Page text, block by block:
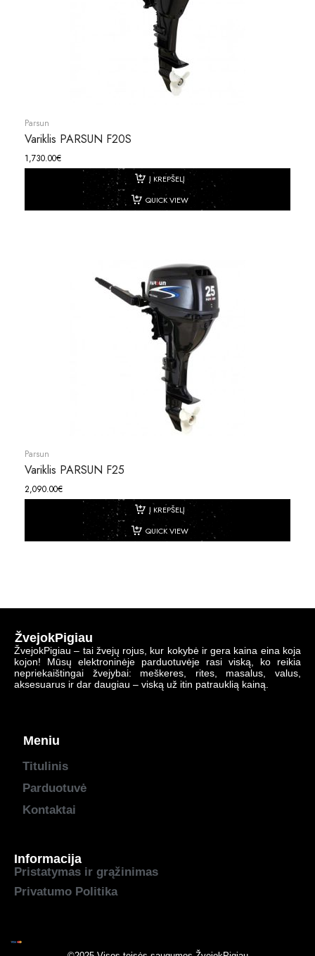
Parsun
Variklis PARSUN F20S
1,730.00€
Į KREPŠELĮ
QUICK VIEW
Parsun
Variklis PARSUN F25
2,090.00€
Į KREPŠELĮ
QUICK VIEW
ŽvejokPigiau
ŽvejokPigiau – tai žvejų rojus, kur kokybė ir gera kaina eina koja
kojon! Mūsų elektroninėje parduotuvėje rasi viską, ko reikia
nepriekaištingai žvejybai: meškeres, rites, masalus, valus,
aksesuarus ir dar daugiau – viską už itin patrauklią kainą.
Meniu
Titulinis
Parduotuvė
Kontaktai
Informacija
Pristatymas ir grąžinimas
Privatumo Politika